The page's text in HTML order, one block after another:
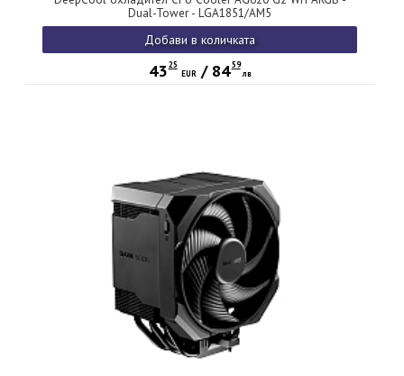
Dual-Tower - LGA1851/AM5
Добави в количката
43 25
EUR/ 84 59
лв